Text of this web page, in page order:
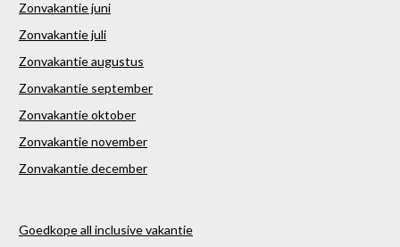
Zonvakantie juni
Zonvakantie juli
Zonvakantie augustus
Zonvakantie september
Zonvakantie oktober
Zonvakantie november
Zonvakantie december
Goedkope all inclusive vakantie